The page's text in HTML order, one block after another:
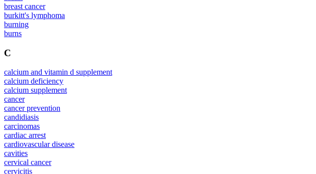
breast cancer
burkitt's lymphoma
burning
burns
C
calcium and vitamin d supplement
calcium deficiency
calcium supplement
cancer
cancer prevention
candidiasis
carcinomas
cardiac arrest
cardiovascular disease
cavities
cervical cancer
cervicitis